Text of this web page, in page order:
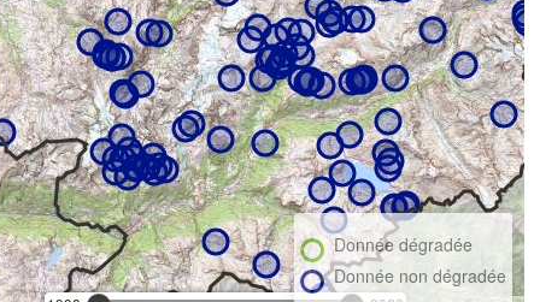
Donnée dégradée
Donnée non dégradée